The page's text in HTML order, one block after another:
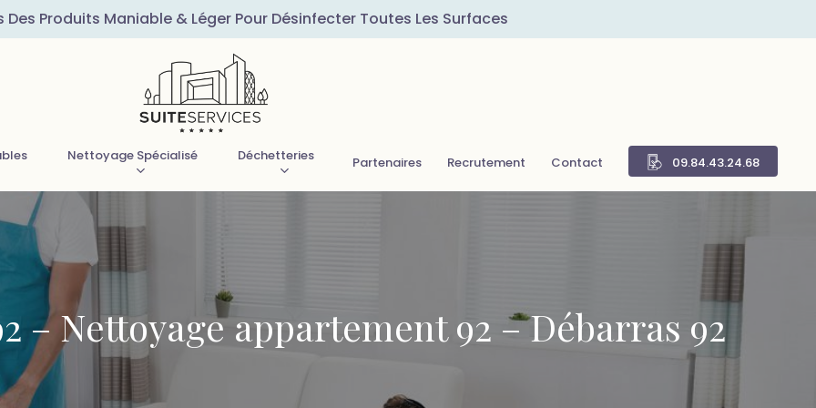
Des Produits Maniable & Léger Pour Désinfecter Toutes Les Surfaces
Nettoyage Spécialisé Déchetteries Partenaires Recrutement Contact 09.84.43.24.68
– Nettoyage appartement 92 – Débarras 92